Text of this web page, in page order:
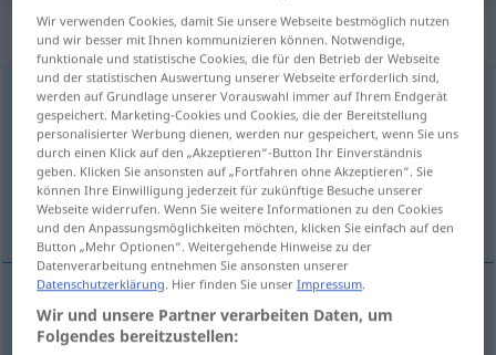
„Beweismaterial“: Neutrum, sächlich
Beweismaterialn
Übersicht aller Übersetzungen
(Für mehr Details die Übersetzung anklicken/antippen)
bewijsmateriaal
bewijsmateriaal Beweismaterial
Wir verwenden Cookies, damit Sie unsere Webseite bestmöglich nutzen
und wir besser mit Ihnen kommunizieren können. Notwendige,
funktionale und statistische Cookies, die für den Betrieb der Webseite
und der statistischen Auswertung unserer Webseite erforderlich sind,
werden auf Grundlage unserer Vorauswahl immer auf Ihrem Endgerät
gespeichert. Marketing-Cookies und Cookies, die der Bereitstellung
personalisierter Werbung dienen, werden nur gespeichert, wenn Sie uns
durch einen Klick auf den „Akzeptieren“-Button Ihr Einverständnis
geben. Klicken Sie ansonsten auf „Fortfahren ohne Akzeptieren“. Sie
können Ihre Einwilligung jederzeit für zukünftige Besuche unserer
Webseite widerrufen. Wenn Sie weitere Informationen zu den Cookies
und den Anpassungsmöglichkeiten möchten, klicken Sie einfach auf den
Button „Mehr Optionen“. Weitergehende Hinweise zu der
Datenverarbeitung entnehmen Sie ansonsten unserer
Datenschutzerklärung. Hier finden Sie unserImpressum.
Wir und unsere Partner verarbeiten Daten, um
Folgendes bereitzustellen: